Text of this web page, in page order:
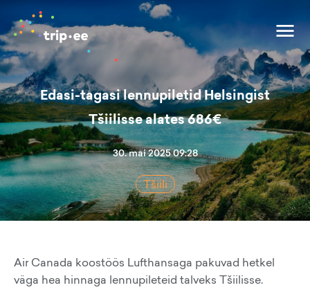
Edasi-tagasi lennupiletid Helsingist
Tšiilisse alates 686€
30. mai 2025 09:28
Tšiili
Air Canada koostöös Lufthansaga pakuvad hetkel
väga hea hinnaga lennupileteid talveks Tšiilisse.